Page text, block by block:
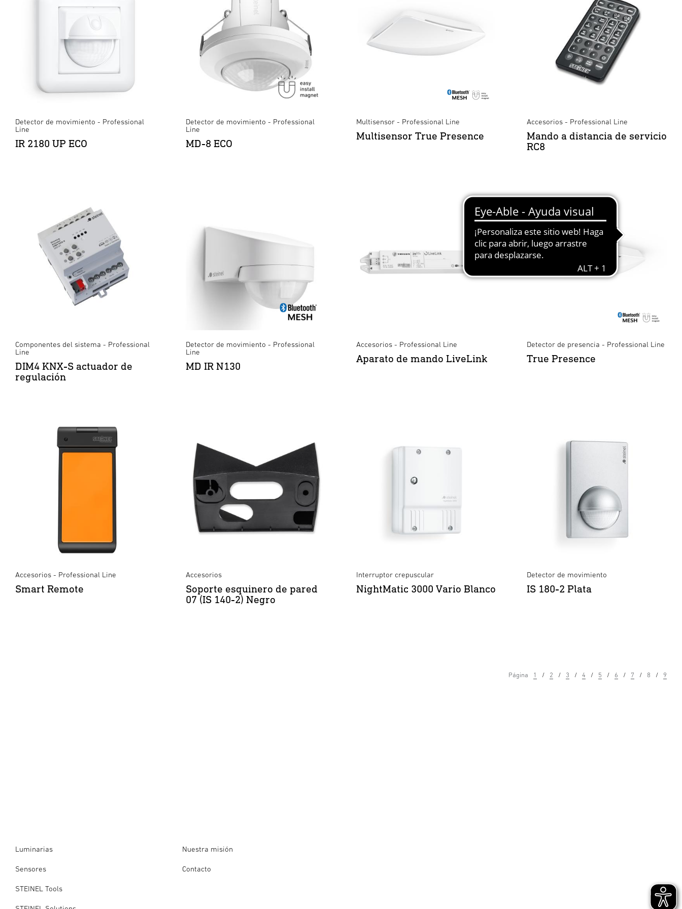
Detector de movimiento - Professional
Line
IR 2180 UP ECO
Detector de movimiento - Professional
Line
MD-8 ECO
Multisensor - Professional Line
Multisensor True Presence
Accesorios - Professional Line
Mando a distancia de servicio
RC8
Componentes del sistema - Professional
Line
DIM4 KNX-S actuador de
regulación
Detector de movimiento - Professional
Line
MD IR N130
Accesorios - Professional Line
Aparato de mando LiveLink
Detector de presencia - Professional Line
True Presence
Accesorios - Professional Line
Smart Remote
Accesorios
Soporte esquinero de pared
07 (IS 140-2) Negro
Interruptor crepuscular
NightMatic 3000 Vario Blanco
Detector de movimiento
IS 180-2 Plata
Página 1 2 3 4 5 6 7 8 9
Luminarias
Sensores
STEINEL Tools
Nuestra misión
Contacto